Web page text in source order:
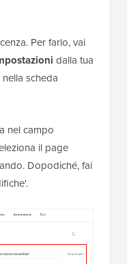
Per farlo, vai
dalla tua
scheda
nel campo
il page
Dopodiché, fai